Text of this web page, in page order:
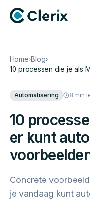
Home›Blog›
10 processen die je als
Automatisering 8 min
10
er kunt
Concrete
je vandaag kunt